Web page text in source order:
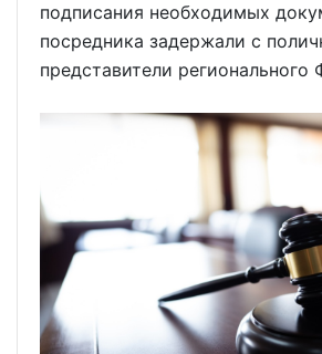
подписания необходимых
посредника задержали с
представители регионального